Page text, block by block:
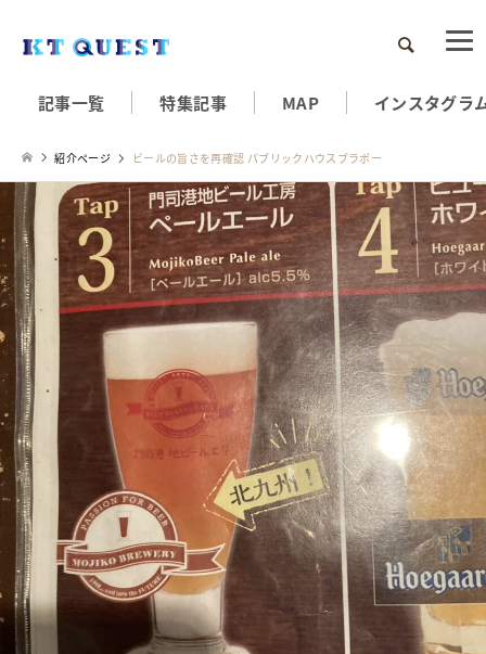
検索
記事一覧 特集記事 MAP インスタグラ
紹介ページ ビールの旨さを再確認 パブリックハウスブラボー